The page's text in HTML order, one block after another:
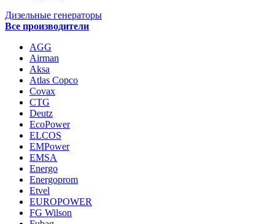
Дизельные генераторы
Все производители
AGG
Airman
Aksa
Atlas Copco
Covax
CTG
Deutz
EcoPower
ELCOS
EMPower
EMSA
Energo
Energoprom
Etvel
EUROPOWER
FG Wilson